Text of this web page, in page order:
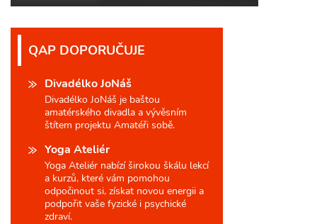
QAP DOPORUČUJE
Divadélko JoNáš
Divadélko JoNáš je baštou
amatérského divadla a vývěsním
štítem projektu Amatéři sobě.
Yoga Ateliér
Yoga Ateliér nabízí širokou škálu lekcí
a kurzů, které vám pomohou
odpočinout si, získat novou energii a
podpořit vaše fyzické i psychické
zdraví.